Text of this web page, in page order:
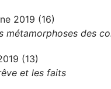
2019 (16)
métamorphoses des
(13)
et les faits